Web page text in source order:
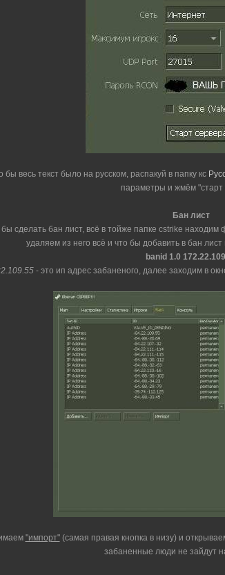
бы весь текст было на русском, распакуй в папку кс
параметры и жмём "старт
Бан лист
бы сделать бан лист, всё в тойже папке cstrike находим
удаляем из него всё и что бы добавить в бан
banid 1.0
- это ип адрес забаненого, далее заходим в
"импорт"(самая правая кнопка в низу) и
забаненные люди не зайдут